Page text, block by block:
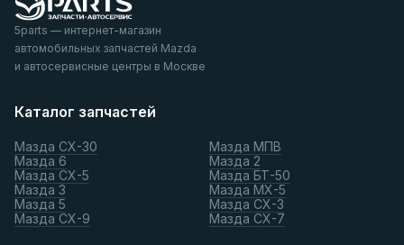
5parts — интернет-магазин
автомобильных запчастей Mazda
и автосервисные центры в Москве
Каталог запчастей
Мазда СХ-30
Мазда 6
Мазда СХ-5
Мазда 3
Мазда 5
Мазда СХ-9
Мазда МПВ
Мазда 2
Мазда БТ-50
Мазда МХ-5
Мазда СХ-3
Мазда СХ-7